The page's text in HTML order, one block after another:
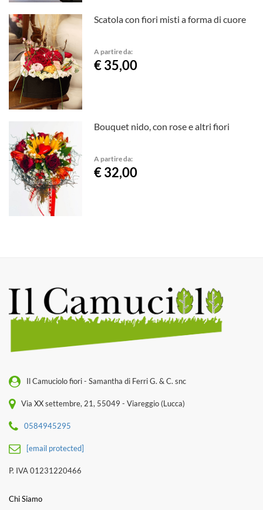
Scatola con fiori misti a forma di cuore
A partire da:
€ 35,00
Bouquet nido, con rose e altri fiori
A partire da:
€ 32,00
Il Camuciolo fiori - Samantha di Ferri G. & C. snc
Via XX settembre, 21, 55049 - Viareggio (Lucca)
0584945295
[email protected]
P. IVA 01231220466
Chi Siamo